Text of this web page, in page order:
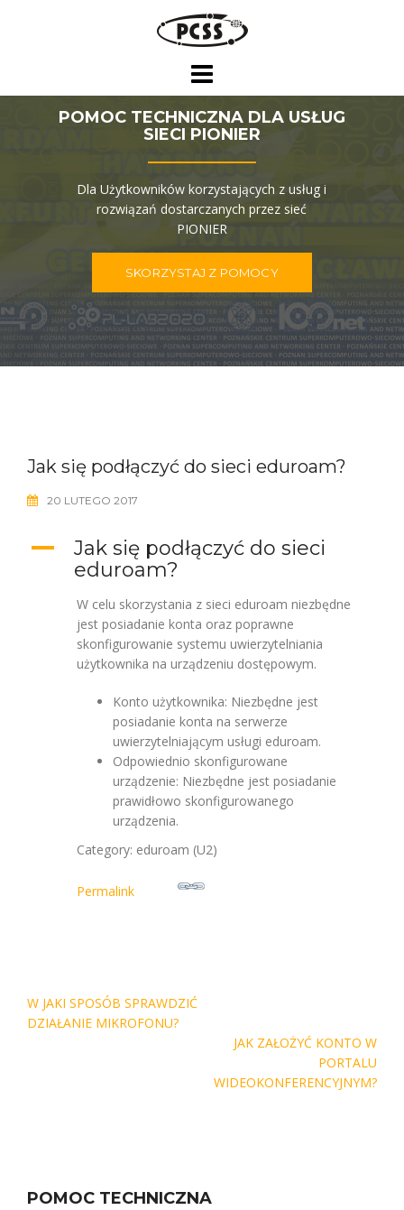
POMOC TECHNICZNA DLA USŁUG
SIECI PIONIER
Dla Użytkowników korzystających z usług i
rozwiązań dostarczanych przez sieć
PIONIER
SKORZYSTAJ Z POMOCY
Jak się podłączyć do sieci eduroam?
20 LUTEGO 2017
A
Jak się podłączyć do sieci
eduroam?
W celu skorzystania z sieci eduroam niezbędne
jest posiadanie konta oraz poprawne
skonfigurowanie systemu uwierzytelniania
użytkownika na urządzeniu dostępowym.
Konto użytkownika: Niezbędne jest
posiadanie konta na serwerze
uwierzytelniającym usługi eduroam.
Odpowiednio skonfigurowane
urządzenie: Niezbędne jest posiadanie
prawidłowo skonfigurowanego
urządzenia.
Category: eduroam (U2)
Permalink
Nawigacja
wpisu
W JAKI SPOSÓB SPRAWDZIĆ
DZIAŁANIE MIKROFONU?
JAK ZAŁOŻYĆ KONTO W
PORTALU
WIDEOKONFERENCYJNYM?
POMOC TECHNICZNA